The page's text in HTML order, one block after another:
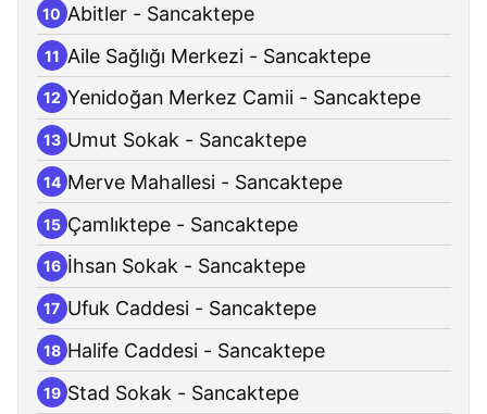
10 Abitler - Sancaktepe
11 Aile Sağlığı Merkezi - Sancaktepe
12 Yenidoğan Merkez Camii - Sancaktepe
13 Umut Sokak - Sancaktepe
14 Merve Mahallesi - Sancaktepe
15 Çamlıktepe - Sancaktepe
16 İhsan Sokak - Sancaktepe
17 Ufuk Caddesi - Sancaktepe
18 Halife Caddesi - Sancaktepe
19 Stad Sokak - Sancaktepe